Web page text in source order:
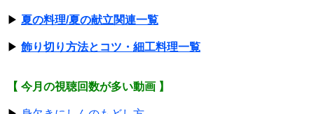
▶ 夏の料理/夏の献立関連一覧
▶ 飾り切り方法とコツ・細工料理一覧
【 今月の視聴回数が多い動画 】